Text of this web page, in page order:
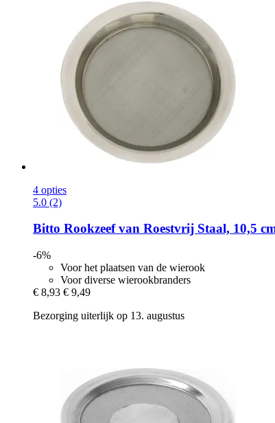
4 opties
5.0 (2)
Bitto Rookzeef van Roestvrij Staal, 10,5
-6%
Voor het plaatsen van de wierook
Voor diverse wierookbranders
€ 8,93 € 9,49
Bezorging uiterlijk op 13. augustus